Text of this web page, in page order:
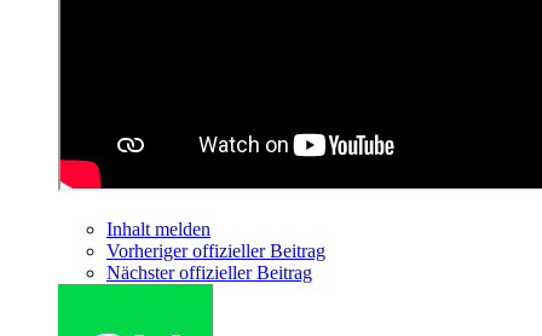
Inhalt melden
Vorheriger offizieller Beitrag
Nächster offizieller Beitrag